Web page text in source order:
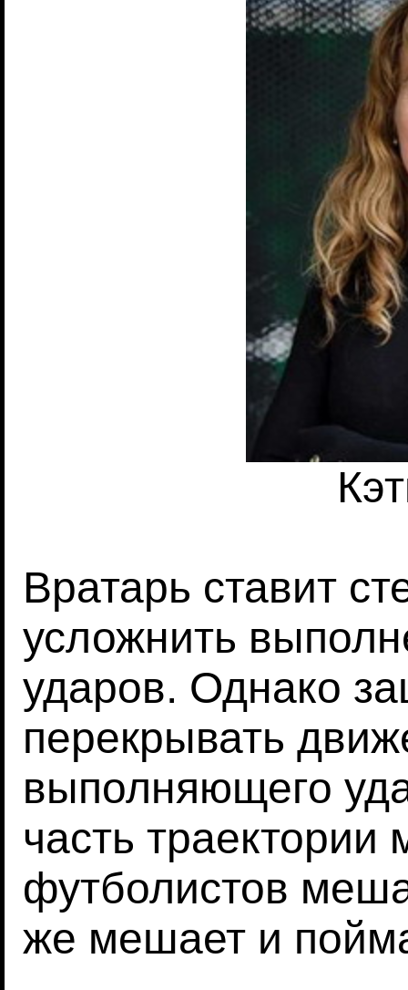
Вратарь ставит
усложнить
ударов. Однако
перекрывать
выполняющего
часть траектории
футболистов
же мешает и